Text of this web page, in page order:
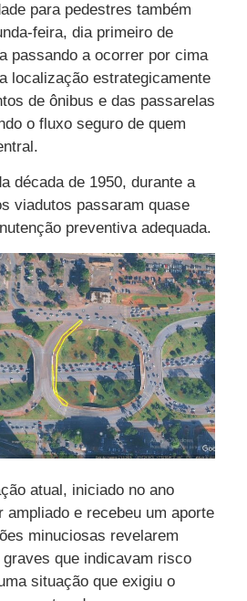
para pedestres também
feira, dia primeiro de
passando a ocorrer por cima
localização estrategicamente
de ônibus e das passarelas
o fluxo seguro de quem
década de 1950, durante a
viadutos passaram quase
preventiva adequada.
atual, iniciado no ano
ampliado e recebeu um aporte
minuciosas revelarem
que indicavam risco
situação que exigiu o